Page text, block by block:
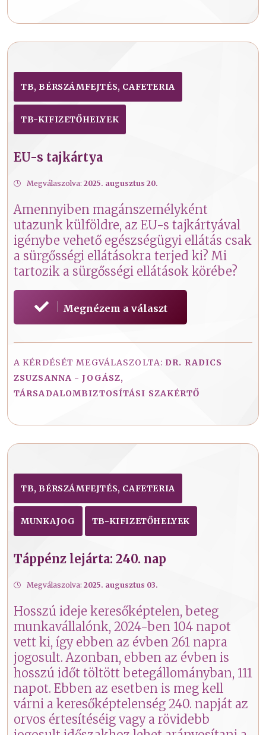
TB, BÉRSZÁMFEJTÉS, CAFETERIA
TB-KIFIZETŐHELYEK
EU-s tajkártya
Megválaszolva: 2025. augusztus 20.
Amennyiben magánszemélyként
utazunk külföldre, az EU-s tajkártyával
igénybe vehető egészségügyi ellátás csak
a sürgősségi ellátásokra terjed ki? Mi
tartozik a sürgősségi ellátások körébe?
Megnézem a választ
A KÉRDÉSÉT MEGVÁLASZOLTA: DR. RADICS
ZSUZSANNA - JOGÁSZ,
TÁRSADALOMBIZTOSÍTÁSI SZAKÉRTŐ
TB, BÉRSZÁMFEJTÉS, CAFETERIA
MUNKAJOG TB-KIFIZETŐHELYEK
Táppénz lejárta: 240. nap
Megválaszolva: 2025. augusztus 03.
Hosszú ideje keresőképtelen, beteg
munkavállalónk, 2024-ben 104 napot
vett ki, így ebben az évben 261 napra
jogosult. Azonban, ebben az évben is
hosszú időt töltött betegállományban, 111
napot. Ebben az esetben is meg kell
várni a keresőképtelenség 240. napját az
orvos értesítéséig vagy a rövidebb